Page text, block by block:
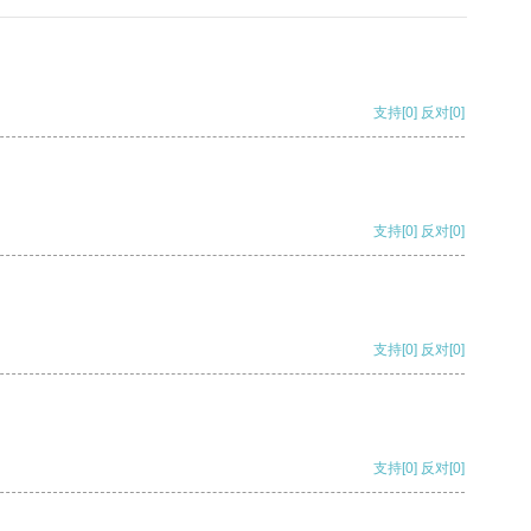
支持[0] 反对[0]
支持[0] 反对[0]
支持[0] 反对[0]
支持[0] 反对[0]